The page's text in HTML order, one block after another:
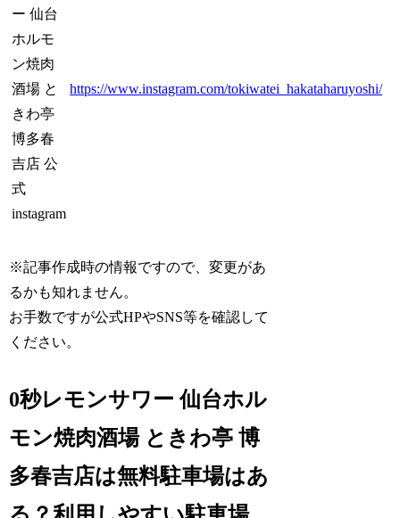
ー 仙台
ホルモ
ン焼肉
酒場 と
きわ亭
博多春
吉店 公
式
instagram
https://www.instagram.com/tokiwatei_hakataharuyoshi/
※記事作成時の情報ですので、変更があ
るかも知れません。
お手数ですが公式HPやSNS等を確認して
ください。
0秒レモンサワー 仙台ホル
モン焼肉酒場 ときわ亭 博
多春吉店は無料駐車場はあ